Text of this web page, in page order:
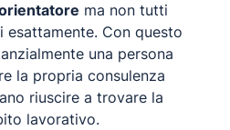
ma non tutti
Con questo
una persona
la propria consulenza
riuscire a trovare la
lavorativo.